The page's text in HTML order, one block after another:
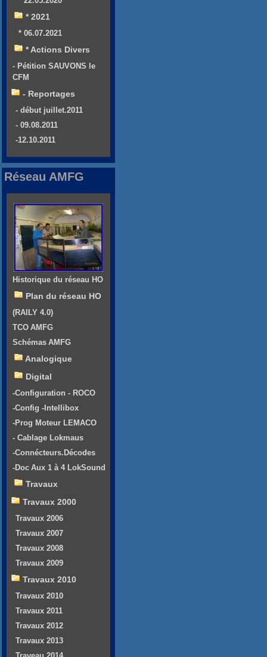
* 2021
* 06.07.2021
* Actions Divers
- Pétition SAUVONS le
CFM
- Reportages
- début juillet.2011
- 09.08.2011
-12.10.2011
Réseau AMFG
Historique du réseau HO
Plan du réseau HO
(RAILY 4.0)
TCO AMFG
Schémas AMFG
Analogique
Digital
-Configuration - ROCO
-Config -Intellibox
-Prog Moteur LEMACO
- Cablage Lokmaus
-Connécteurs.Décodes
-Doc Aux 1 à 4 LokSound
Travaux
Travaux 2000
Travaux 2006
Travaux 2007
Travaux 2008
Travaux 2009
Travaux 2010
Travaux 2010
Travaux 2011
Travaux 2012
Travaux 2013